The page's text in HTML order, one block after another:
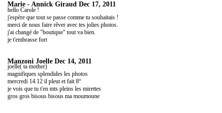
Marie - Annick Giraud Dec 17, 2011
hello Carole !
j'espère que tout se passe comme tu souhaitais !
merci de nous faire rêver avec tes jolies photos.
j'ai changé de "boutique" tout va bien.
je t'embrasse fort
Manzoni Joelle Dec 14, 2011
joelle( ta mother)
magnifiques splendides les photos
mercredi 14.12 il pleut et fait 8°
je vois que tu t'en mts pleins les mirettes
gros gros bisous bisous ma moumoune